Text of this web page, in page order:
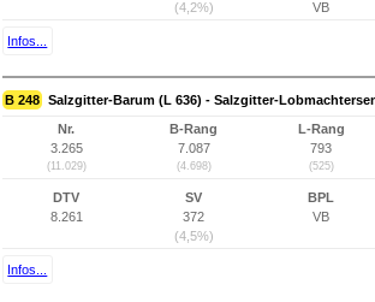
(4,2%)
VB
Infos...
B 248 Salzgitter-Barum (L 636) - Salzgitter-
Nr.
3.265
(11.029)
B-Rang
7.087
(4.698)
L-Rang
793
(525)
DTV
8.261
SV
372
(4,5%)
BPL
VB
Infos...